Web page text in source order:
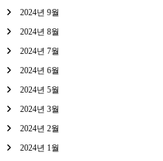
2024년 9월
2024년 8월
2024년 7월
2024년 6월
2024년 5월
2024년 3월
2024년 2월
2024년 1월